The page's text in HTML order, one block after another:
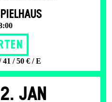
41 / 50 € / E
Jan